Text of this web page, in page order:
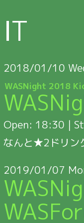
IT
2018/01/10
WASNight 2018
Open: 18:30 |
なんと★2ドリン
2019/01/07